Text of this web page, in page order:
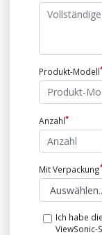
Produkt-Modell
Anzahl
Mit Verpackung
Ich habe